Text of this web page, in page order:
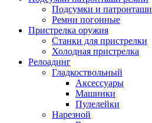
Подсумки и патронташи
Ремни погонные
Пристрелка оружия
Станки для пристрелки
Холодная пристрелка
Релоадинг
Гладкоствольный
Аксессуары
Машинки
Пулелейки
Нарезной